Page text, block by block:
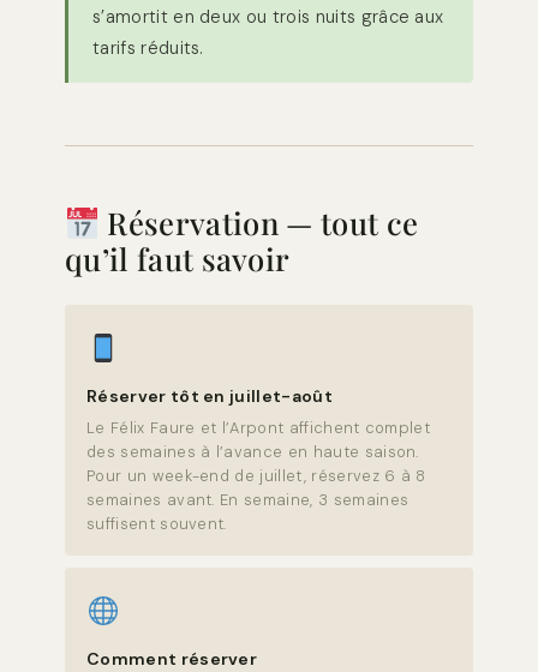
s’amortit en deux ou trois nuits grâce aux
tarifs réduits.
Réservation — tout ce
qu’il faut savoir
Réserver tôt en juillet-août
Le Félix Faure et l’Arpont affichent complet
des semaines à l’avance en haute saison.
Pour un week-end de juillet, réservez 6 à 8
semaines avant. En semaine, 3 semaines
suffisent souvent.
Comment réserver